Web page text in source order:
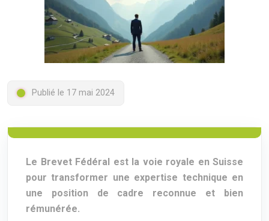
Publié le 17 mai 2024
Le Brevet Fédéral est la voie royale en Suisse
pour transformer une expertise technique en
une position de cadre reconnue et bien
rémunérée.